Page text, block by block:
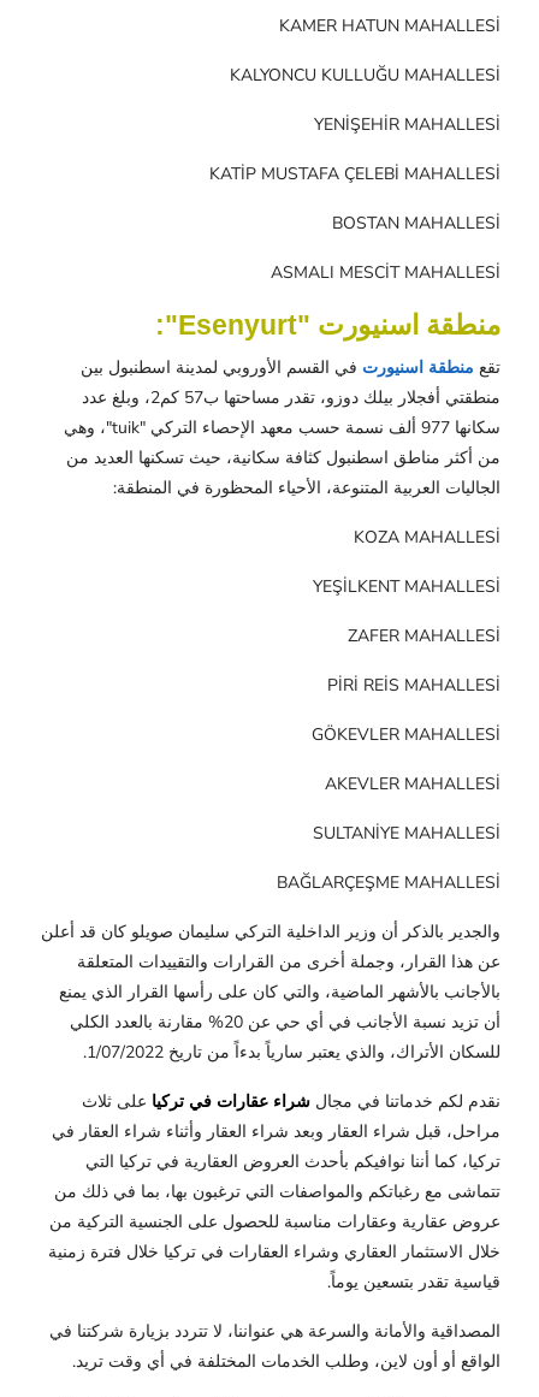
KAMER HATUN MAHALLESİ
KALYONCU KULLUĞU MAHALLESİ
YENİŞEHİR MAHALLESİ
KATİP MUSTAFA ÇELEBİ MAHALLESİ
BOSTAN MAHALLESİ
ASMALI MESCİT MAHALLESİ
منطقة اسنيورت "Esenyurt":
تقع منطقة اسنيورت في القسم الأوروبي لمدينة اسطنبول بين
منطقتي أفجلار بيلك دوزو، تقدر مساحتها ب57 كم2، وبلغ عدد
سكانها 977 ألف نسمة حسب معهد الإحصاء التركي "tuik"، وهي
من أكثر مناطق اسطنبول كثافة سكانية، حيث تسكنها العديد من
الجاليات العربية المتنوعة، الأحياء المحظورة في المنطقة:
KOZA MAHALLESİ
YEŞİLKENT MAHALLESİ
ZAFER MAHALLESİ
PİRİ REİS MAHALLESİ
GÖKEVLER MAHALLESİ
AKEVLER MAHALLESİ
SULTANİYE MAHALLESİ
BAĞLARÇEŞME MAHALLESİ
والجدير بالذكر أن وزير الداخلية التركي سليمان صويلو كان قد أعلن
عن هذا القرار، وجملة أخرى من القرارات والتقييدات المتعلقة
بالأجانب بالأشهر الماضية، والتي كان على رأسها القرار الذي يمنع
أن تزيد نسبة الأجانب في أي حي عن 20% مقارنة بالعدد الكلي
للسكان الأتراك، والذي يعتبر سارياً بدءاً من تاريخ 1/07/2022.
نقدم لكم خدماتنا في مجال شراء عقارات في تركيا على ثلاث
مراحل، قبل شراء العقار وبعد شراء العقار وأثناء شراء العقار في
تركيا، كما أننا نوافيكم بأحدث العروض العقارية في تركيا التي
تتماشى مع رغباتكم والمواصفات التي ترغبون بها، بما في ذلك من
عروض عقارية وعقارات مناسبة للحصول على الجنسية التركية من
خلال الاستثمار العقاري وشراء العقارات في تركيا خلال فترة زمنية
قياسية تقدر بتسعين يوماً.
المصداقية والأمانة والسرعة هي عنواننا، لا تتردد بزيارة شركتنا في
الواقع أو أون لاين، وطلب الخدمات المختلفة في أي وقت تريد.